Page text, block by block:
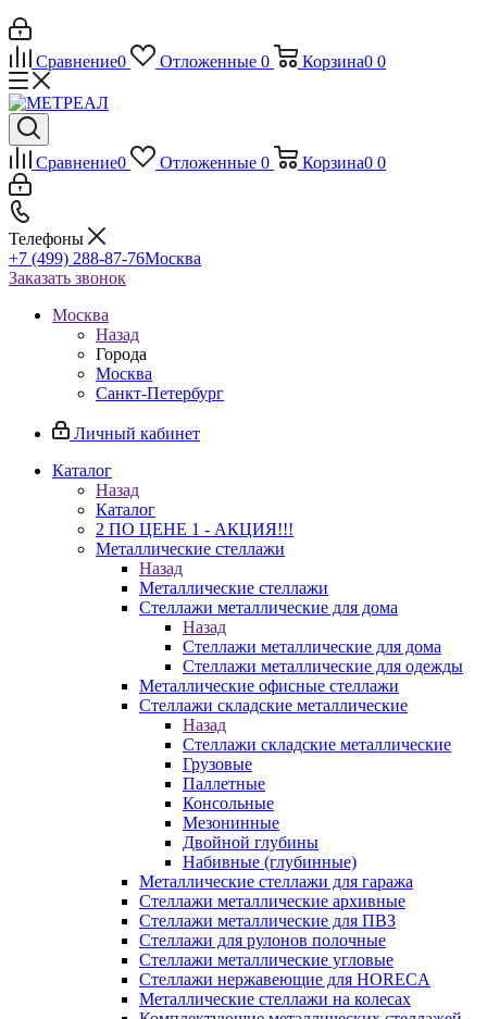
Сравнение0 Отложенные 0 Корзина0 0
Сравнение0 Отложенные 0 Корзина0 0
Телефоны
+7 (499) 288-87-76Москва
Заказать звонок
Москва
Назад
Города
Москва
Санкт-Петербург
Личный кабинет
Каталог
Назад
Каталог
2 ПО ЦЕНЕ 1 - АКЦИЯ!!!
Металлические стеллажи
Назад
Металлические стеллажи
Стеллажи металлические для дома
Назад
Стеллажи металлические для дома
Стеллажи металлические для одежды
Металлические офисные стеллажи
Стеллажи складские металлические
Назад
Стеллажи складские металлические
Грузовые
Паллетные
Консольные
Мезонинные
Двойной глубины
Набивные (глубинные)
Металлические стеллажи для гаража
Стеллажи металлические архивные
Стеллажи металлические для ПВЗ
Стеллажи для рулонов полочные
Стеллажи металлические угловые
Стеллажи нержавеющие для HORECA
Металлические стеллажи на колесах